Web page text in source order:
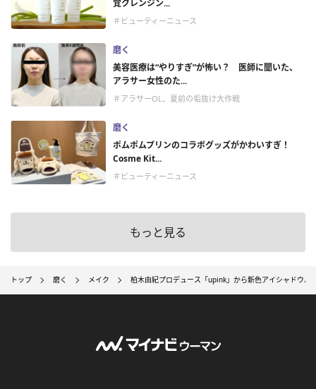
覚クレンジン...
＃ビューティーニュース
磨く
美容医療は“やりすぎ”が怖い？ 医師に聞いた、
アラサー女性のた...
＃アラサーOL、夏前の垢抜け大作戦
磨く
ポムポムプリンのコラボグッズがかわいすぎ！
Cosme Kit...
＃ビューティーニュース
もっと見る
トップ 磨く メイク 柏木由紀プロデュース「upink」から新色アイシャドウ